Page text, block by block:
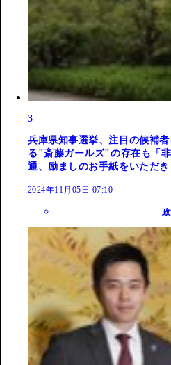
3
兵庫県知事選挙、注目の候補
る"斎藤ガールズ"の存在も「
通、励ましのお手紙をいただき
2024年11月05日 07:10